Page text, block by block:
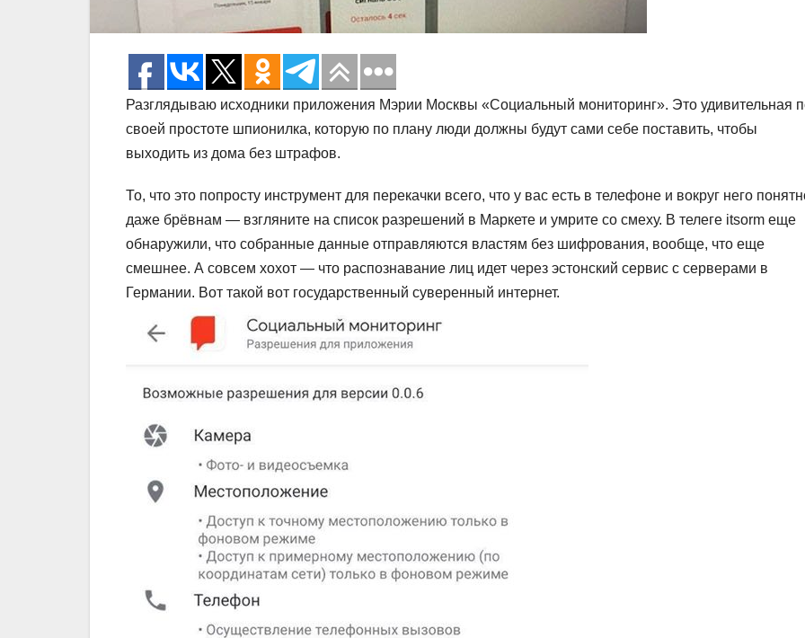
Разглядываю исходники приложения Мэрии Москвы «Социальный мониторинг». Это удивительная
своей простоте шпионилка, которую по плану люди должны будут сами себе поставить, чтобы
выходить из дома без штрафов.
То, что это попросту инструмент для перекачки всего, что у вас есть в телефоне и вокруг него
даже брёвнам — взгляните на список разрешений в Маркете и умрите со смеху. В телеге itsorm еще
обнаружили, что собранные данные отправляются властям без шифрования, вообще, что еще
смешнее. А совсем хохот — что распознавание лиц идет через эстонский сервис с серверами в
Германии. Вот такой вот государственный суверенный интернет.